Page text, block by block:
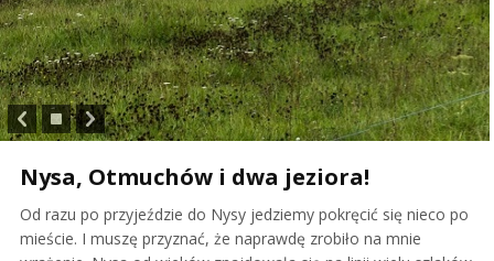
Nysa, Otmuchów i dwa jeziora!
Od razu po przyjeździe do Nysy jedziemy pokręcić się nieco po
mieście. I muszę przyznać, że naprawdę zrobiło na mnie